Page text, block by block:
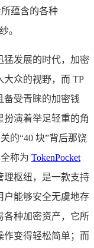
蕴含的各种
。
猛发展的时代，加密
众的视野，而 TP
备受青睐的加密钱
演着举足轻重的角
的“40 块”背后那饶
称为 TokenPocket
理枢纽，是一款支持
户能够安全无虞地存
各种加密资产，它所
作变得轻松简单；而